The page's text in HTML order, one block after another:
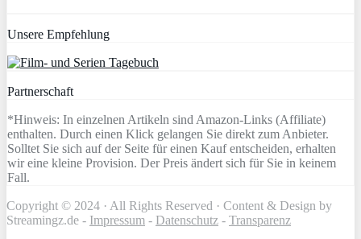
Unsere Empfehlung
Partnerschaft
*Hinweis: In einzelnen Artikeln sind Amazon-Links (Affiliate)
enthalten. Durch einen Klick gelangen Sie direkt zum Anbieter.
Solltet Sie sich auf der Seite für einen Kauf entscheiden, erhalten
wir eine kleine Provision. Der Preis ändert sich für Sie in keinem
Fall.
Copyright © 2024 · All Rights Reserved · Content & Design by
Streamingz.de - Impressum - Datenschutz - Transparenz